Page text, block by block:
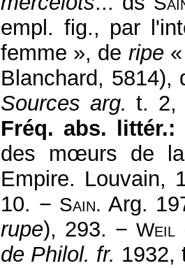
empl. fig., par
femme », de ripe
Blanchard,
Sources arg. t. 2,
Fréq. abs. littér.:
des mœurs de
Empire. Louvain,
10. − Sain. Arg.
rupe), 293. − Weil
de Philol. fr. 1932,